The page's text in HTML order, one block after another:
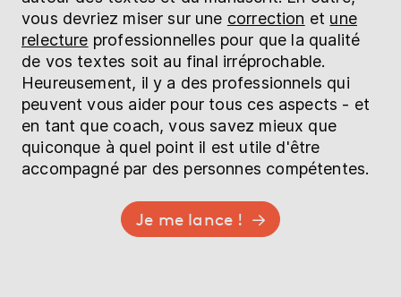
vous devriez miser sur une correction et une
relecture professionnelles pour que la qualité
de vos textes soit au final irréprochable.
Heureusement, il y a des professionnels qui
peuvent vous aider pour tous ces aspects - et
en tant que coach, vous savez mieux que
quiconque à quel point il est utile d'être
accompagné par des personnes compétentes.
Je me lance !